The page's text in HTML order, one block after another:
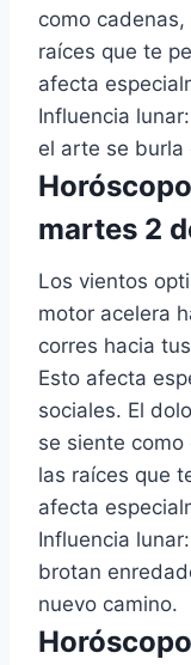
como
raíces que te
afecta
Influencia
el arte se
martes 2
Los vientos
motor acelera
corres hacia
Esto afecta
sociales. El
se siente
las raíces que
afecta
Influencia
brotan
nuevo camino.